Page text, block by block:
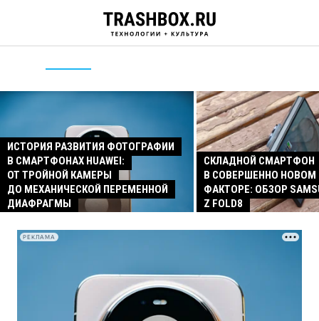
ИСТОРИЯ РАЗВИТИЯ ФОТОГРАФИИ
В СМАРТФОНАХ HUAWEI:
ОТ ТРОЙНОЙ КАМЕРЫ
ДО МЕХАНИЧЕСКОЙ ПЕРЕМЕННОЙ
ДИАФРАГМЫ
СКЛАДНОЙ СМАРТФОН
В СОВЕРШЕННО
ФАКТОРЕ: ОБЗОР
Z FOLD8
РЕКЛАМА